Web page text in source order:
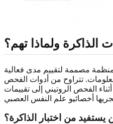
الذاكرة ولماذا تهم؟
منظمة مصممة لتقييم مدى فعالية
تتراوح من أدوات الفحص
الفحص الروتيني إلى تقييمات
يستفيد من اختبار الذاكرة؟